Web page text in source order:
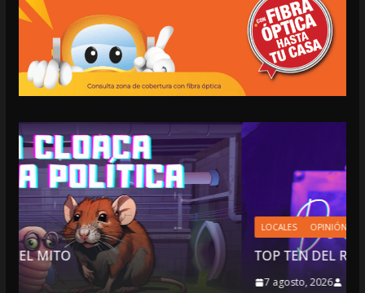
LOCALES OPINIÓN
TOP TEN DEL REPUDIO
7 agosto, 2026